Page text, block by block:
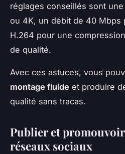
réglages conseillés sont
ou 4K, un débit de 40 Mbps
H.264 pour une
de qualité.
Avec ces astuces, vous
montage fluide et produire
qualité sans tracas.
Publier et promouvoir
réseaux sociaux